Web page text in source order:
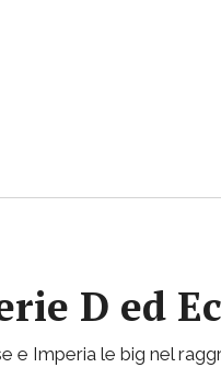
D ed
e Imperia le big nel